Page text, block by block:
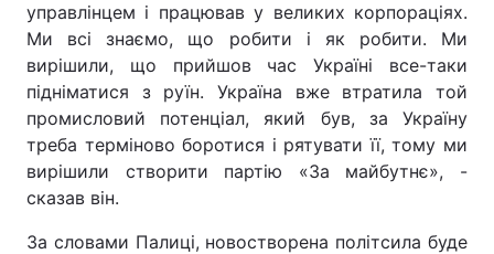
управлінцем і працював у великих корпораціях.
Ми всі знаємо, що робити і як робити. Ми
вирішили, що прийшов час Україні все-таки
підніматися з руїн. Україна вже втратила той
промисловий потенціал, який був, за Україну
треба терміново боротися і рятувати її, тому ми
вирішили створити партію «За майбутнє», -
сказав він.
За словами Палиці, новостворена політсила буде